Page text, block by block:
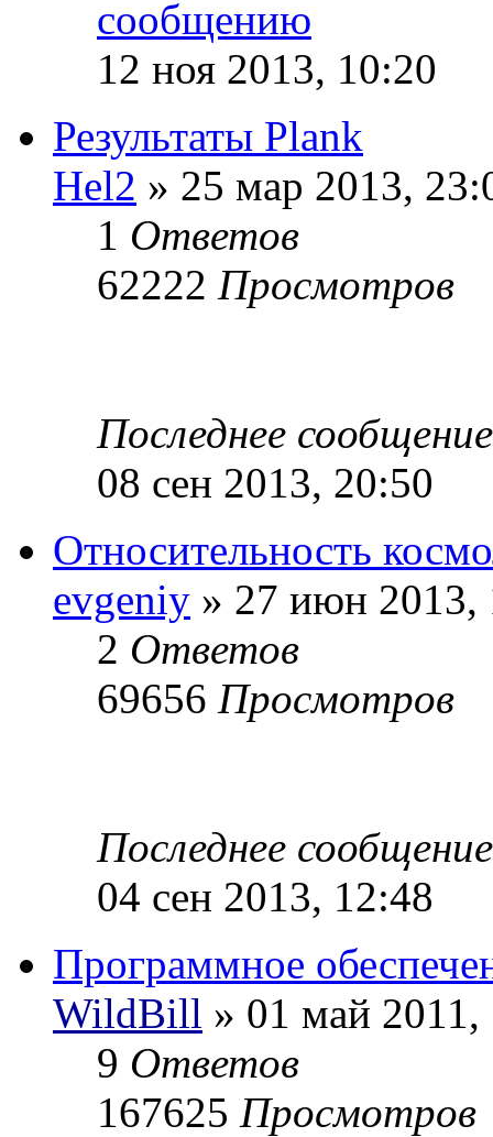
12 ноя 2013, 10:20
Результаты Plank
Hel2 » 25 мар 2013,
1 Ответов
62222 Просмотров
Последнее
08 сен 2013, 20:50
Относительность
evgeniy » 27 июн 2013,
2 Ответов
69656 Просмотров
Последнее
04 сен 2013, 12:48
Программное
WildBill » 01 май 2011,
9 Ответов
167625 Просмотров